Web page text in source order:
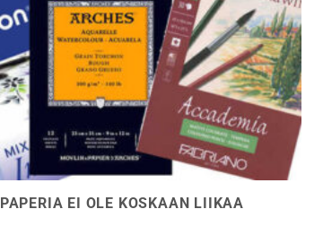
PAPERIA EI OLE KOSKAAN LIIKAA